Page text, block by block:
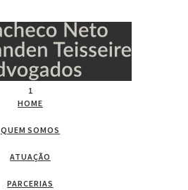
1
HOME
QUEM SOMOS
ATUAÇÃO
PARCERIAS